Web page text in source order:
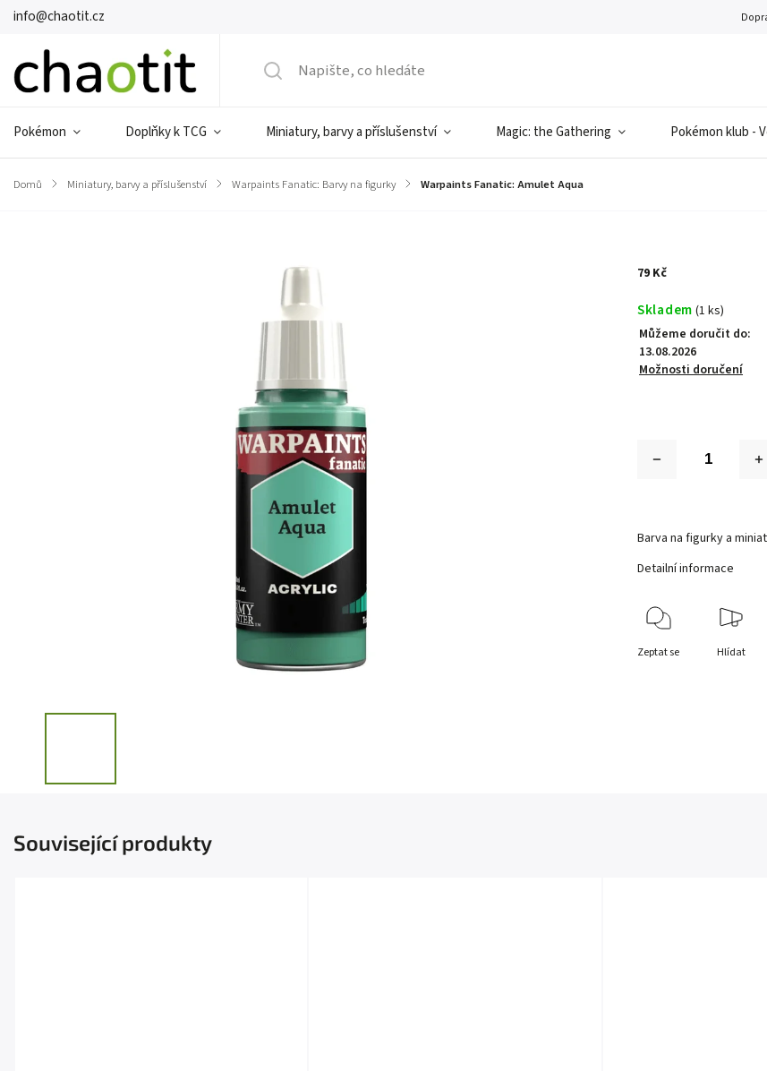
info@chaotit.cz
Pokémon Doplňky k TCG Miniatury, barvy a příslušenství Magic: the Gathering Pokémon klub -
Domů / Miniatury, barvy a příslušenství / Warpaints Fanatic: Barvy na figurky / Warpaints Fanatic: Amulet Aqua
79 Kč
Skladem (1 ks)
Můžeme doručit do:
13.08.2026
Možnosti doručení
Barva na figurky a
Detailní informace
Zeptat se Hlídat
Související produkty